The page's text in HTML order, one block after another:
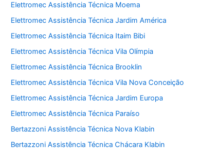
Elettromec Assistência Técnica Moema
Elettromec Assistência Técnica Jardim América
Elettromec Assistência Técnica Itaim Bibi
Elettromec Assistência Técnica Vila Olímpia
Elettromec Assistência Técnica Brooklin
Elettromec Assistência Técnica Vila Nova Conceição
Elettromec Assistência Técnica Jardim Europa
Elettromec Assistência Técnica Paraíso
Bertazzoni Assistência Técnica Nova Klabin
Bertazzoni Assistência Técnica Chácara Klabin